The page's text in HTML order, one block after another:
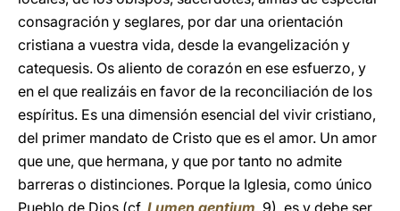
consagración y seglares, por dar una orientación
cristiana a vuestra vida, desde la evangelización y
catequesis. Os aliento de corazón en ese esfuerzo, y
en el que realizáis en favor de la reconciliación de los
espíritus. Es una dimensión esencial del vivir cristiano,
del primer mandato de Cristo que es el amor. Un amor
que une, que hermana, y que por tanto no admite
barreras o distinciones. Porque la Iglesia, como único
Pueblo de Dios (cf. Lumen gentium, 9), es y debe ser